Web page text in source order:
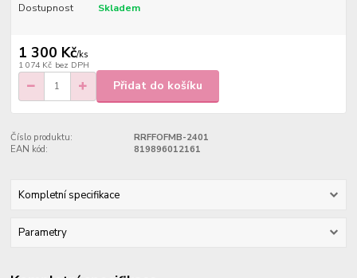
Dostupnost Skladem
1 300 Kč/ks
1 074 Kč bez DPH
Přidat do košíku
Číslo produktu:
RRFFOFMB-2401
EAN kód:
819896012161
Kompletní specifikace
Parametry